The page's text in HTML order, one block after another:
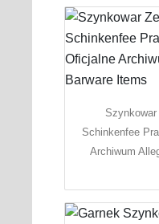
Schinkenfee
Archiwum